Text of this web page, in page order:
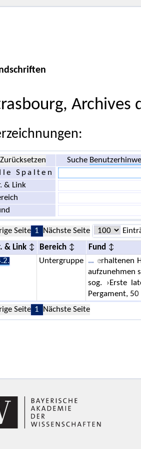
Archives
Zurücksetzen Suche
Spalten
& Link
Seite 1 Nächste Seite
& Link Bereich
Fund
Untergruppe
erhaltenen
aufzunehmen
sog. ›Erste
Pergament, 50
Seite 1 Nächste Seite